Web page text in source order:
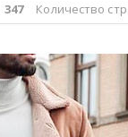
347 Количество